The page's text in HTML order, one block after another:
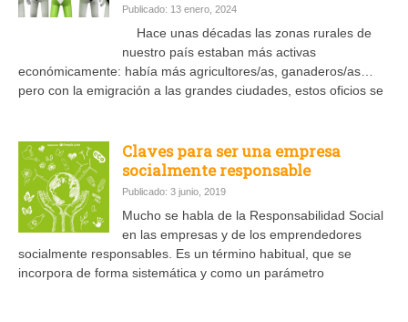
Publicado: 13 enero, 2024
Hace unas décadas las zonas rurales de
nuestro país estaban más activas
económicamente: había más agricultores/as, ganaderos/as…
pero con la emigración a las grandes ciudades, estos oficios se
Claves para ser una empresa
socialmente responsable
Publicado: 3 junio, 2019
Mucho se habla de la Responsabilidad Social
en las empresas y de los emprendedores
socialmente responsables. Es un término habitual, que se
incorpora de forma sistemática y como un parámetro